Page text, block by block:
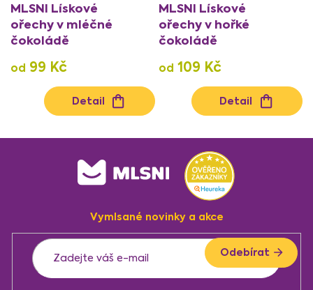
MLSNI Lískové
ořechy v mléčné
čokoládě
od 99 Kč
Detail
MLSNI Lískové
ořechy v hořké
čokoládě
od 109 Kč
Detail
O
á
c
p
k
Vymlsané novinky a akce
Odebírat